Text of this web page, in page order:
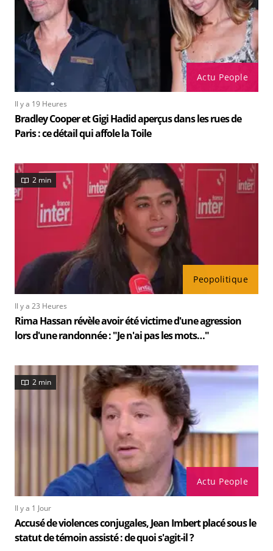
Actu People
Il y a 19 Heures
Bradley Cooper et Gigi Hadid aperçus dans les rues de
Paris : ce détail qui affole la Toile
Peopolitique
2 min
Il y a 23 Heures
Rima Hassan révèle avoir été victime d'une agression
lors d'une randonnée : "Je n'ai pas les mots…"
Actu People
2 min
Il y a 1 Jour
Accusé de violences conjugales, Jean Imbert placé sous le
statut de témoin assisté : de quoi s'agit-il ?